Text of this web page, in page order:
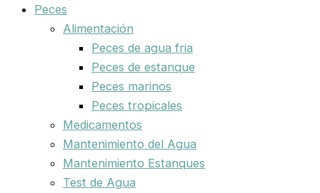
Peces
Alimentación
Peces de agua fria
Peces de estanque
Peces marinos
Peces tropicales
Medicamentos
Mantenimiento del Agua
Mantenimiento Estanques
Test de Agua